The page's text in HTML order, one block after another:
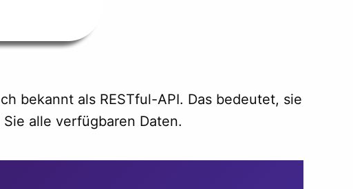
bekannt als RESTful-API. Das bedeutet, sie
alle verfügbaren Daten.